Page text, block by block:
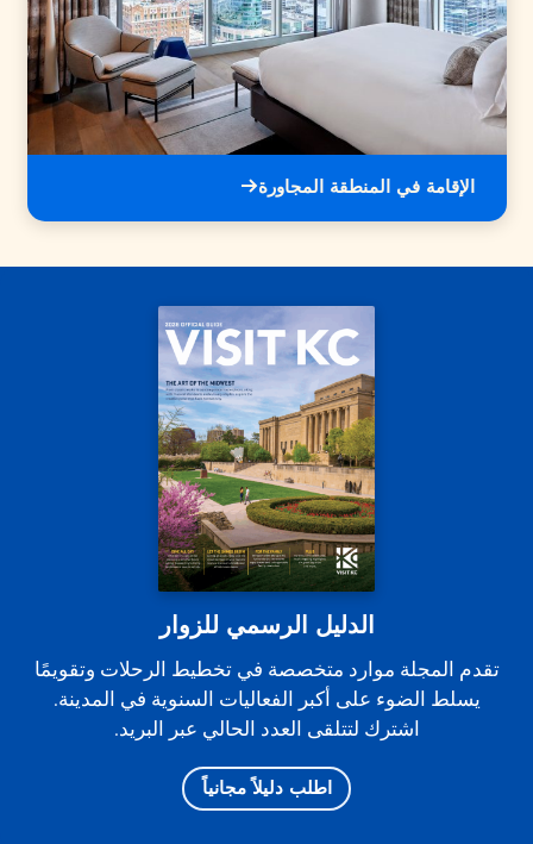
الإقامة في المنطقة المجاورة
الدليل الرسمي للزوار
تقدم المجلة موارد متخصصة في تخطيط الرحلات وتقويمًا
يسلط الضوء على أكبر الفعاليات السنوية في المدينة.
اشترك لتتلقى العدد الحالي عبر البريد.
اطلب دليلاً مجانياً